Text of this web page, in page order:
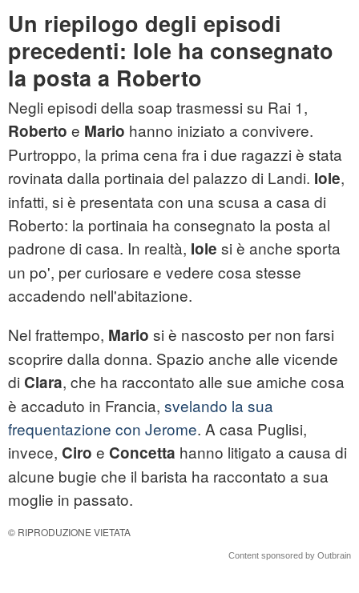
Un riepilogo degli episodi
precedenti: Iole ha consegnato
la posta a Roberto
Negli episodi della soap trasmessi su Rai 1,
Roberto e Mario hanno iniziato a convivere.
Purtroppo, la prima cena fra i due ragazzi è stata
rovinata dalla portinaia del palazzo di Landi. Iole,
infatti, si è presentata con una scusa a casa di
Roberto: la portinaia ha consegnato la posta al
padrone di casa. In realtà, Iole si è anche sporta
un po', per curiosare e vedere cosa stesse
accadendo nell'abitazione.
Nel frattempo, Mario si è nascosto per non farsi
scoprire dalla donna. Spazio anche alle vicende
di Clara, che ha raccontato alle sue amiche cosa
è accaduto in Francia, svelando la sua
frequentazione con Jerome. A casa Puglisi,
invece, Ciro e Concetta hanno litigato a causa di
alcune bugie che il barista ha raccontato a sua
moglie in passato.
© RIPRODUZIONE VIETATA
Content sponsored by Outbrain